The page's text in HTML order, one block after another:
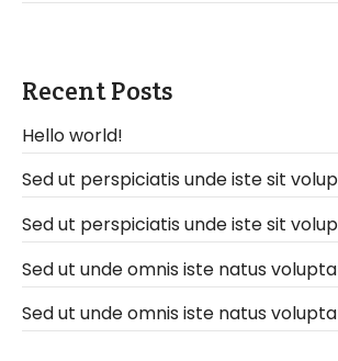
Recent Posts
Hello world!
Sed ut perspiciatis unde iste sit
Sed ut perspiciatis unde iste sit
Sed ut unde omnis iste natus
Sed ut unde omnis iste natus